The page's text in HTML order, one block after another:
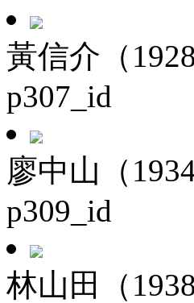
黃信介（
p307_id
廖中山（
p309_id
林山田（